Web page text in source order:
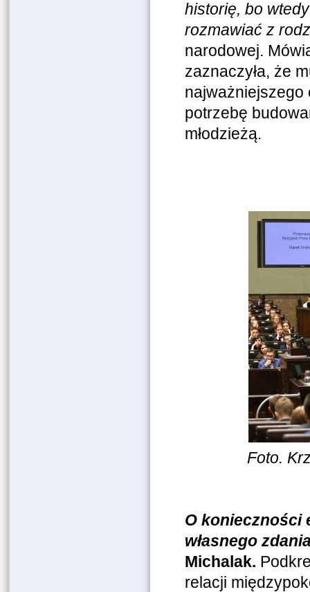
historię, bo
rozmawiać z
narodowej.
zaznaczyła, że
najważniejszego
potrzebę
młodzieżą.
Foto.
O konieczności
własnego
Michalak.
relacji